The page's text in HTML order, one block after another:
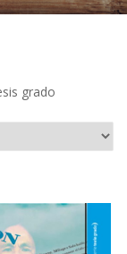
grado